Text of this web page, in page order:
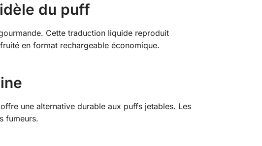
du puff
Cette traduction liquide reproduit
en format rechargeable économique.
une alternative durable aux puffs jetables. Les
fumeurs.